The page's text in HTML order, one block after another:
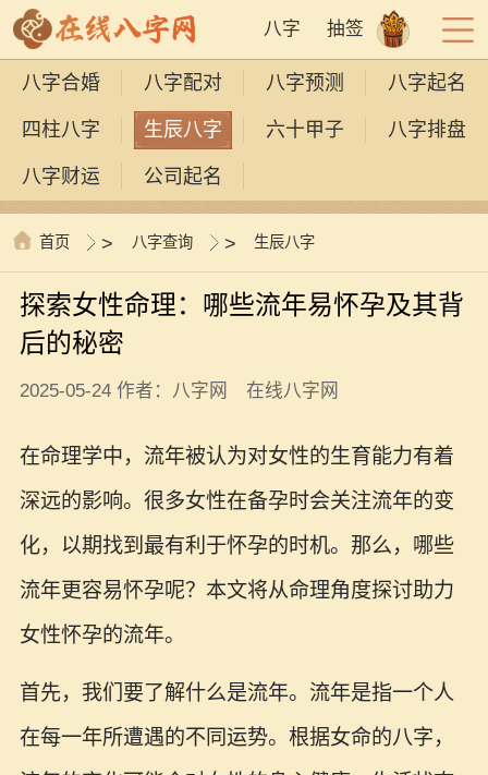
八字 抽签
八字合婚 八字配对 八字预测 八字起名
四柱八字 生辰八字 六十甲子 八字排盘
八字财运 公司起名
首页 > 八字查询 > 生辰八字
探索女性命理：哪些流年易怀孕及其背
后的秘密
2025-05-24 作者：八字网 在线八字网
在命理学中，流年被认为对女性的生育能力有着
深远的影响。很多女性在备孕时会关注流年的变
化，以期找到最有利于怀孕的时机。那么，哪些
流年更容易怀孕呢？本文将从命理角度探讨助力
女性怀孕的流年。
首先，我们要了解什么是流年。流年是指一个人
在每一年所遭遇的不同运势。根据女命的八字，